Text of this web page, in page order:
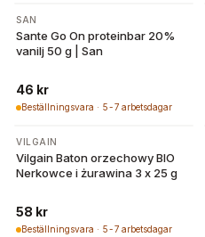
SAN
Sante Go On proteinbar 20%
vanilj 50 g | San
46 kr
Beställningsvara · 5-7 arbetsdagar
VILGAIN
Vilgain Baton orzechowy BIO
Nerkowce i żurawina 3 x 25 g
58 kr
Beställningsvara · 5-7 arbetsdagar